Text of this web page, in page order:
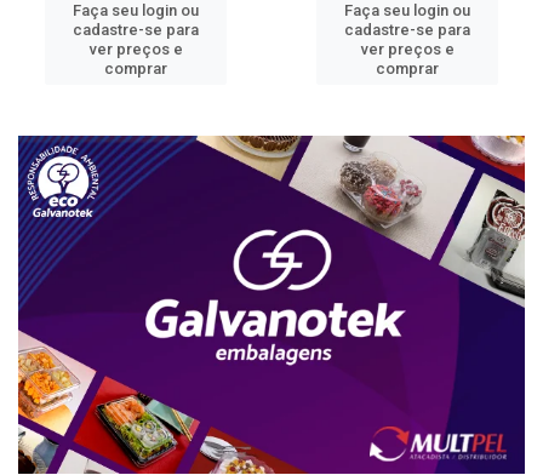
Faça seu login ou
cadastre-se para
ver preços e
comprar
Faça seu login ou
cadastre-se para
ver preços e
comprar